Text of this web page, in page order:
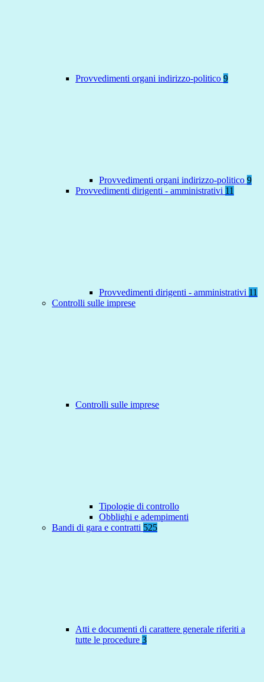
Provvedimenti organi indirizzo-politico 9
Provvedimenti organi indirizzo-politico 9
Provvedimenti dirigenti - amministrativi 11
Provvedimenti dirigenti - amministrativi 11
Controlli sulle imprese
Controlli sulle imprese
Tipologie di controllo
Obblighi e adempimenti
Bandi di gara e contratti 525
Atti e documenti di carattere generale riferiti a
tutte le procedure 3